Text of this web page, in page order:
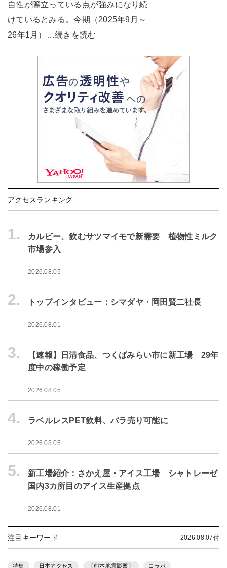
自性が際立っている点が強みになり続
けているとみる。今期（2025年9月～
26年1月）…続きを読む
アクセスランキング
1.
カルビー、飲むサツマイモで新需要 植物性ミルク
市場参入
2026.08.05
2. トップインタビュー：シマダヤ・岡田賢二社長
2026.08.01
3.
【速報】日清食品、つくばみらい市に新工場 29年
度中の稼働予定
2026.08.05
4. ラベルレスPET飲料、バラ売り可能に
2026.08.05
5.
新工場紹介：さかえ屋・アイス工場 シャトレーゼ
国内3カ所目のアイス生産拠点
2026.08.01
注目キーワード 2026.08.07付
特集 日本アクセス 〔熊本地震影響〕 コラボ